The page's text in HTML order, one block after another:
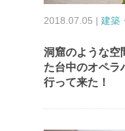
2018.07.05 | 建築
洞窟のような空
た台中のオペラ
行って来た！